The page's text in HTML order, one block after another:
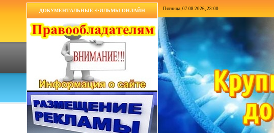
ДОКУМЕНТАЛЬНЫЕ ФИЛЬМЫ ОНЛАЙН Пятница, 07.08.2026, 23:00